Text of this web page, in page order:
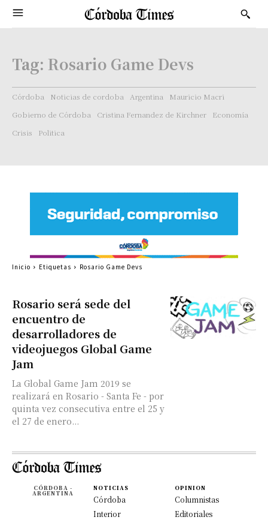
Tag: Rosario Game Devs
Córdoba Noticias de cordoba Argentina
Mauricio Macri
Gobierno de Córdoba
Cristina Fernandez de Kirchner
Economía
Crisis
Politica
Rosario será sede del
encuentro de
desarrolladores de
videojuegos Global Game
Jam
La Global Game Jam 2019 se
realizará en Rosario - Santa Fe - por
quinta vez consecutiva entre el 25 y
el 27 de enero...
Inicio Etiquetas Rosario Game Devs
CÓRDOBA -
ARGENTINA
NOTICIAS
Córdoba
Interior
OPINION
Columnistas
Editoriales